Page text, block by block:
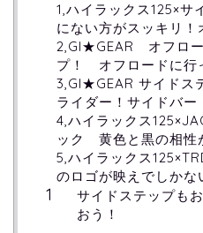
1,ハイラックス125×サ
にない方がスッキリ！
2,GI★GEAR オフロ
プ！ オフロードに行
3,GI★GEAR サイドス
ライダー！サイドバー
4,ハイラックス
ック 黄色と黒の相性
5,ハイラックス
のロゴが映えでしかな
サイドステップも
おう！